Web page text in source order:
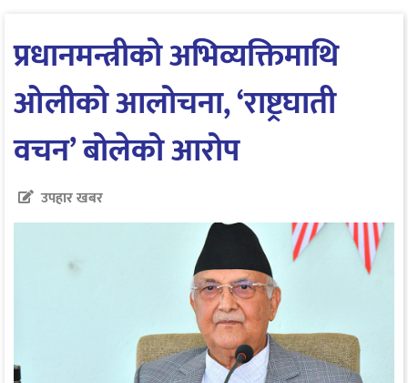
प्रधानमन्त्रीको अभिव्यक्तिमाथि
ओलीको आलोचना, ‘राष्ट्रघाती
वचन’ बोलेको आरोप
उपहार खबर